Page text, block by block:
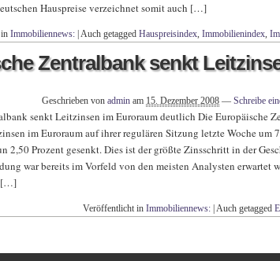
Hauspreise verzeichnet somit auch […]
Immobiliennews: Auch getagged Hauspreisindex, Immobilienindex,
Zentralbank senkt
Geschrieben von admin am 15. Dezember 2008 — Schreibe
senkt Leitzinsen im Euroraum deutlich Die Europäische
im Euroraum auf ihrer regulären Sitzung letzte Woche um
2,50 Prozent gesenkt. Dies ist der größte Zinsschritt in der
war bereits im Vorfeld von den meisten Analysten erwartet
[…]
Veröffentlicht in Immobiliennews: Auch getagged